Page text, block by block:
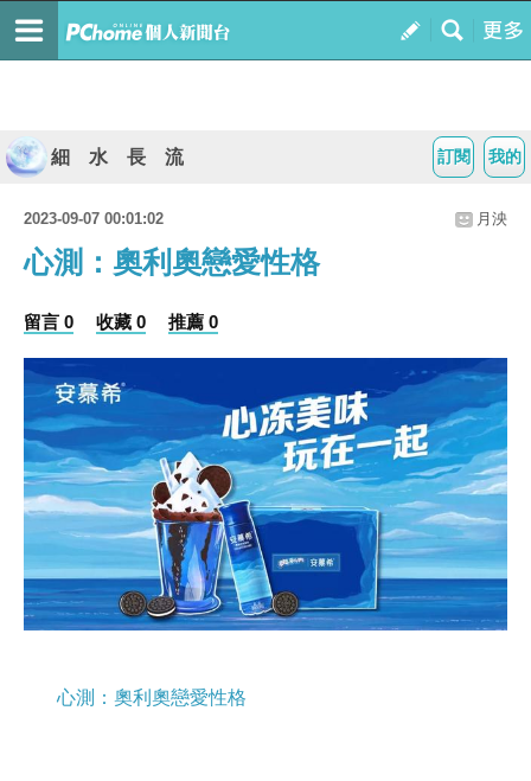
我的
訂閱
細 水 長 流
2023-09-07 00:01:02 月泱
心測：奧利奧戀愛性格
留言 0 收藏 0 推薦 0
心測：奧利奧戀愛性格